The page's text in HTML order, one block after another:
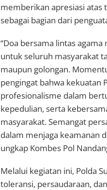
memberikan apresiasi atas
sebagai bagian dari
“Doa bersama lintas
untuk seluruh masyarakat
maupun golongan.
pengingat bahwa kekuatan
profesionalisme dalam
kepedulian, serta
masyarakat. Semangat
dalam menjaga keamanan
ungkap Kombes Pol
Melalui kegiatan ini, Polda
toleransi, persaudaraan,